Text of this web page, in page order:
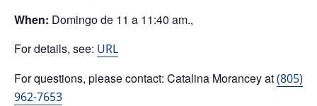
When: Domingo de 11 a 11:40 am.,
For details, see: URL
For questions, please contact: Catalina Morancey at(805)
962-7653